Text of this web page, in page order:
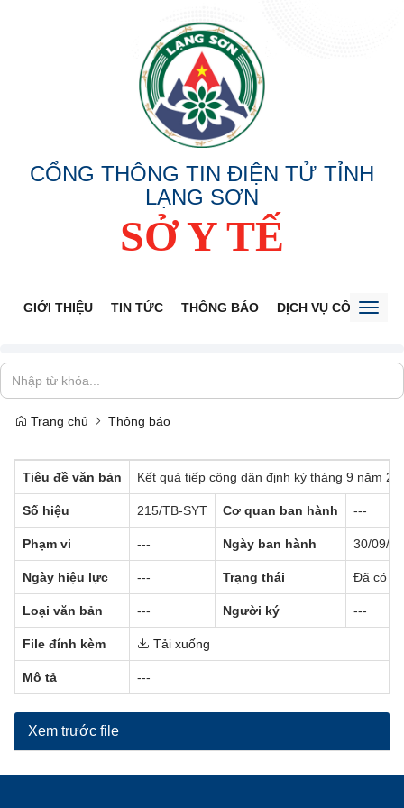
CỔNG THÔNG TIN ĐIỆN TỬ TỈNH
LẠNG SƠN
SỞ Y TẾ
GIỚI THIỆU TIN TỨC THÔNG BÁO DỊCH VỤ CÔNG
Trang chủ Thông báo
Tiêu đề văn bản Kết quả tiếp công dân định kỳ tháng 9 năm
Số hiệu 215/TB-SYT Cơ quan ban hành ---
Phạm vi --- Ngày ban hành 30/09/
Ngày hiệu lực --- Trạng thái Đã có
Loại văn bản --- Người ký ---
File đính kèm Tải xuống
Mô tả ---
Xem trước file